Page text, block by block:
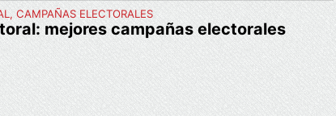
CAMPAÑAS ELECTORALES
mejores campañas electorales